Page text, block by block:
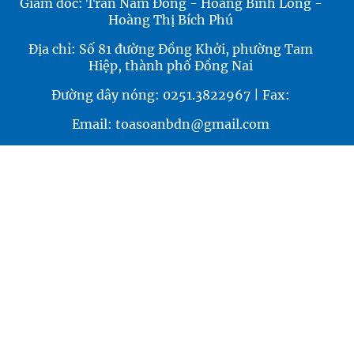
Giám đốc: Trần Nam Đông - Hoàng Bình Long -
Hoàng Thị Bích Phú
Địa chỉ: Số 81 đường Đồng Khởi, phường Tam
Hiệp, thành phố Đồng Nai
Đường dây nóng: 0251.3822967 | Fax:
Email: toasoanbdn@gmail.com